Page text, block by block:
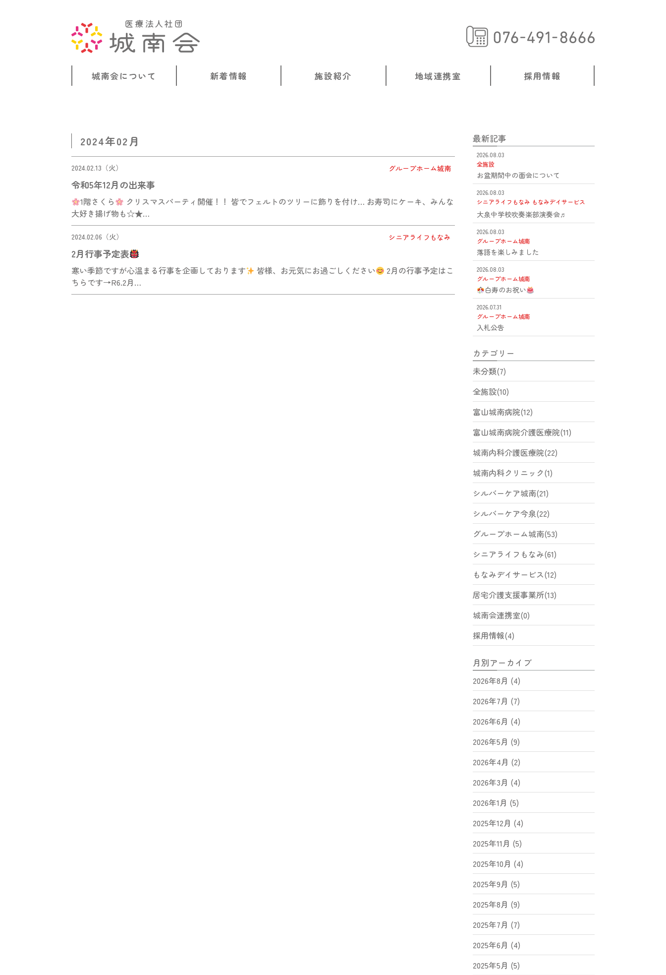
城南会について 新着情報 施設紹介 地域連携室 採用情報
2024年02月
2024.02.13（火） グループホーム城南
令和5年12月の出来事
1階さくら
クリスマスパーティ開催！！ 皆でフェルトのツリーに飾りを付け… お寿司にケーキ、みんな
大好き揚げ物も☆★…
2024.02.06（火） シニアライフもなみ
2月行事予定表
寒い季節ですが心温まる行事を企画しております 皆様、お元気にお過ごしください
2月の行事予定はこ
ちらです→R6.2月…
最新記事
2026.08.03
全施設
お盆期間中の面会について
2026.08.03
シニアライフもなみ もなみデイサービス
大泉中学校吹奏楽部演奏会♬
2026.08.03
グループホーム城南
落語を楽しみました
2026.08.03
グループホーム城南
白寿のお祝い
2026.07.31
グループホーム城南
入札公告
カテゴリー
未分類(7)
全施設(10)
富山城南病院(12)
富山城南病院介護医療院(11)
城南内科介護医療院(22)
城南内科クリニック(1)
シルバーケア城南(21)
シルバーケア今泉(22)
グループホーム城南(53)
シニアライフもなみ(61)
もなみデイサービス(12)
居宅介護支援事業所(13)
城南会連携室(0)
採用情報(4)
月別アーカイブ
2026年8月 (4)
2026年7月 (7)
2026年6月 (4)
2026年5月 (9)
2026年4月 (2)
2026年3月 (4)
2026年1月 (5)
2025年12月 (4)
2025年11月 (5)
2025年10月 (4)
2025年9月 (5)
2025年8月 (9)
2025年7月 (7)
2025年6月 (4)
2025年5月 (5)